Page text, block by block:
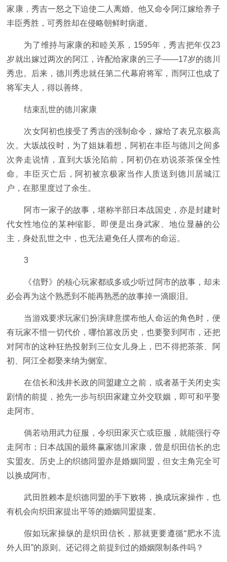
家康，秀吉一怒之下迫使二人离婚。他又命令阿江嫁给养子
丰臣秀胜，可秀胜却在侵略朝鲜时病逝。
为了维持与家康的和睦关系，1595年，秀吉把年仅23
岁就出嫁过两次的阿江，许配给家康的三子——17岁的德川
秀忠。后来，德川秀忠就任第二代幕府将军，而阿江也成了
将军夫人，得以善终。
结束乱世的德川家康
次女阿初也接受了秀吉的强制命令，嫁给了表兄京极高
次。大坂战役时，为了姐妹着想，阿初在丰臣与德川之间多
次奔走说情，直到大坂沦陷前，阿初仍在劝说茶茶保全性
命。丰臣灭亡后，阿初被京极家当作人质送到德川居城江
户，在那里度过了余生。
阿市一家子的故事，堪称半部日本战国史，亦是封建时
代女性地位的某种缩影。即便是出身武家、地位显赫的公
主，身处乱世之中，也无法避免任人摆布的命运。
3
《信野》的核心玩家都或多或少听过阿市的故事，却未
必会再为这个熟悉到不能再熟悉的故事掉一滴眼泪。
当游戏要求玩家们扮演肆意摆布他人命运的角色时，便
有玩家不惜一切代价，哪怕篡改历史，也要娶到阿市，还把
对阿市的这种狂热投射到三位女儿身上，巴不得把茶茶、阿
初、阿江全都娶来纳为侧室。
在信长和浅井长政的同盟建立之前，或者基于关闭史实
剧情的前提，抢先一步与织田家建立外交联姻，即可和平娶
走阿市。
倘若动用武力征服，令织田家灭亡或臣服，就能强行夺
走阿市；日本战国的最终赢家德川家康，曾是织田信长的忠
实盟友。历史上的织德同盟亦是婚姻同盟，但女主角完全可
以换成阿市。
武田胜赖本是织德同盟的手下败将，换成玩家操作，也
有机会向织田家提出平等的婚姻同盟提案。
假如玩家操纵的是织田信长，那就更要遵循“肥水不流
外人田”的原则。还记得之前提到过的婚姻限制条件吗？